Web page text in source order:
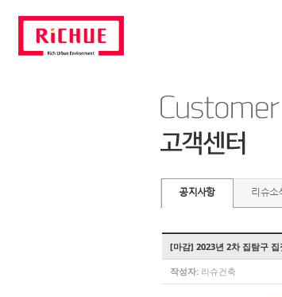
공지사항 리슈소
[마감] 2023년 2차 집탐구
작성자: 리슈건축